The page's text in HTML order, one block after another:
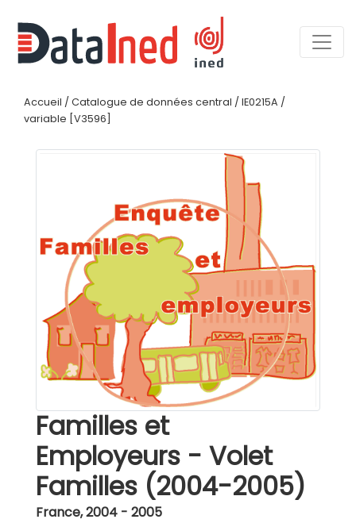
Accueil / Catalogue de données central / IE0215A /
variable [V3596]
Familles et
Employeurs - Volet
Familles (2004-2005)
France,2004 - 2005